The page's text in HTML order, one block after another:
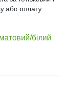
або оплату
білий